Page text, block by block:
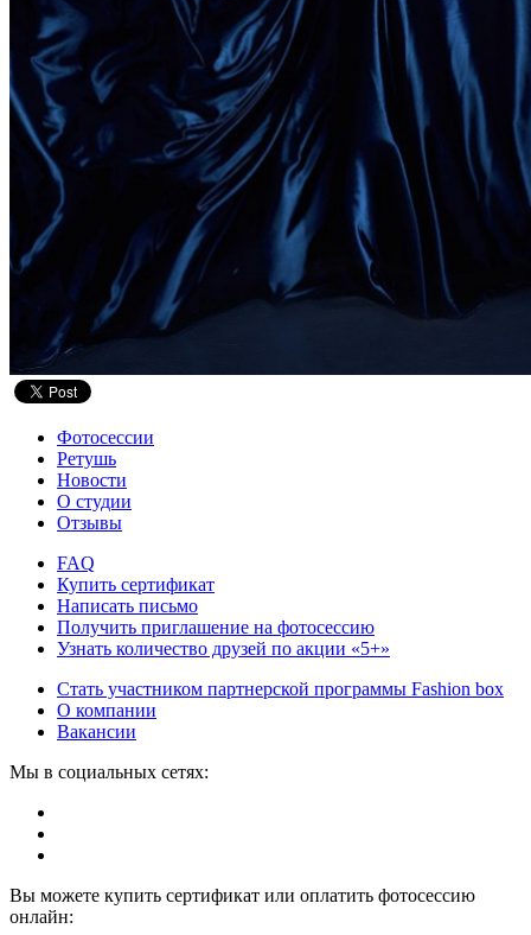
Фотосессии
Ретушь
Новости
О студии
Отзывы
FAQ
Купить сертификат
Написать письмо
Получить приглашение на фотосессию
Узнать количество друзей по акции «5+»
Стать участником партнерской программы Fashion box
О компании
Вакансии
Мы в социальных сетях:
Вы можете купить сертификат или оплатить фотосессию
онлайн: